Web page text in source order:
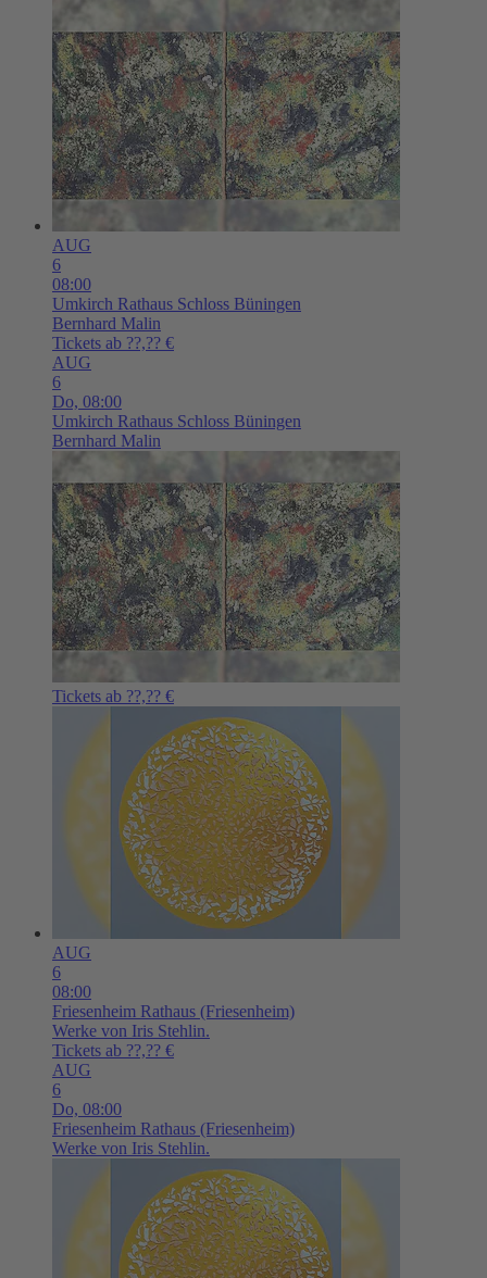
AUG
6
08:00
Umkirch Rathaus Schloss Büningen
Bernhard Malin
Tickets ab ??,?? €
AUG
6
Do, 08:00
Umkirch Rathaus Schloss Büningen
Bernhard Malin
Tickets ab ??,?? €
AUG
6
08:00
Friesenheim Rathaus (Friesenheim)
Werke von Iris Stehlin.
Tickets ab ??,?? €
AUG
6
Do, 08:00
Friesenheim Rathaus (Friesenheim)
Werke von Iris Stehlin.